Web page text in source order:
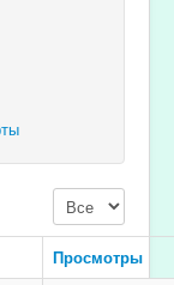
Кол-во строк:
Просмотры